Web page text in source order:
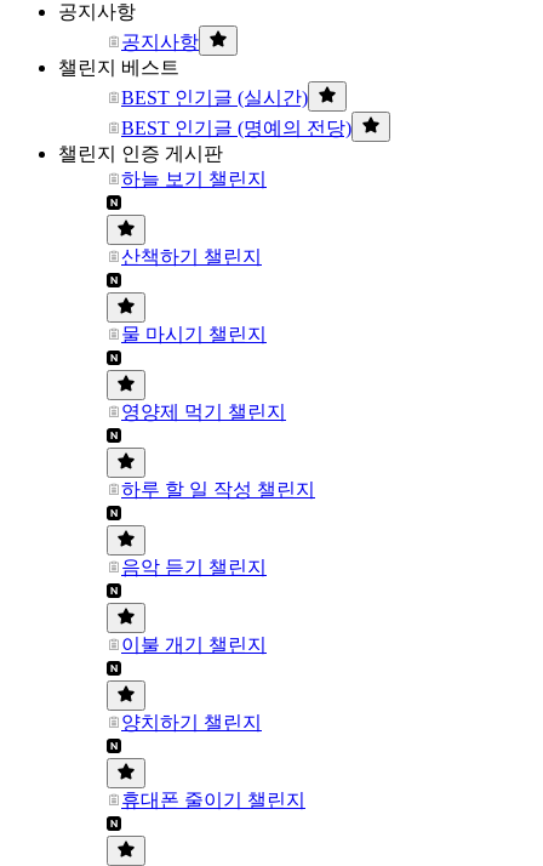
공지사항
공지사항
챌린지 베스트
BEST 인기글 (실시간)
BEST 인기글 (명예의 전당)
챌린지 인증 게시판
하늘 보기 챌린지
산책하기 챌린지
물 마시기 챌린지
영양제 먹기 챌린지
하루 할 일 작성 챌린지
음악 듣기 챌린지
이불 개기 챌린지
양치하기 챌린지
휴대폰 줄이기 챌린지